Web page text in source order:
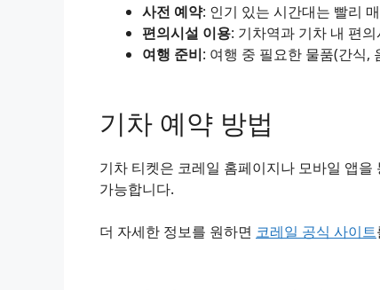
사전 예약: 인기 있는 시간대는 빨리
편의시설 이용: 기차역과 기차 내 편
여행 준비: 여행 중 필요한 물품(간식,
기차 예약 방법
기차 티켓은 코레일 홈페이지나 모바일 앱
가능합니다.
더 자세한 정보를 원하면 코레일 공식 사이트